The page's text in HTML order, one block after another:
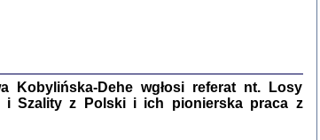
CO PRZYNIESIE NAM KOLEJNA GODZINA ...
Dziennik pisany w ukryciu w latach 1943-1944
Kobylińska-Dehe wgłosi referat nt. Losy
i Szality z Polski i ich pionierska praca z